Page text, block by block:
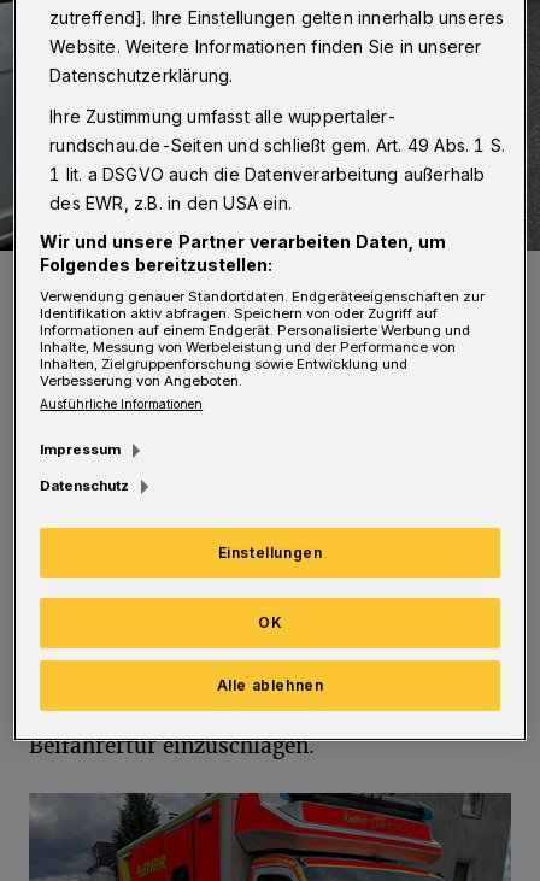
Die Scheibe musste dran glauben.
Foto: Christoph Petersen
Die Beamten waren von Passantinnen bzw.
Passanten gemeinsam mit der Feuerwehr
alarmiert worden. Der Versuch, durch Klopfen
an der Fensterscheibe Kontakt aufzunehmen,
scheiterte. Zudem war der Wagen
ausgeschlossen werden konnte, entschlossen
sich die Einsatzkräfte, das Fenster der
Beifahrertür einzuschlagen.
zutreffend]. Ihre Einstellungen gelten innerhalb unseres
Website. Weitere Informationen finden Sie in unserer
Datenschutzerklärung.
Ihre Zustimmung umfasst alle wuppertaler-
rundschau.de-Seiten und schließt gem. Art. 49 Abs. 1 S.
1 lit. a DSGVO auch die Datenverarbeitung außerhalb
des EWR, z.B. in den USA ein.
Wir und unsere Partner verarbeiten Daten, um
Folgendes bereitzustellen:
Verwendung genauer Standortdaten. Endgeräteeigenschaften zur
Identifikation aktiv abfragen. Speichern von oder Zugriff auf
Informationen auf einem Endgerät. Personalisierte Werbung und
Inhalte, Messung von Werbeleistung und der Performance von
Inhalten, Zielgruppenforschung sowie Entwicklung und
Verbesserung von Angeboten.
Ausführliche Informationen
Impressum
Datenschutz
Einstellungen
Alle ablehnen
OK